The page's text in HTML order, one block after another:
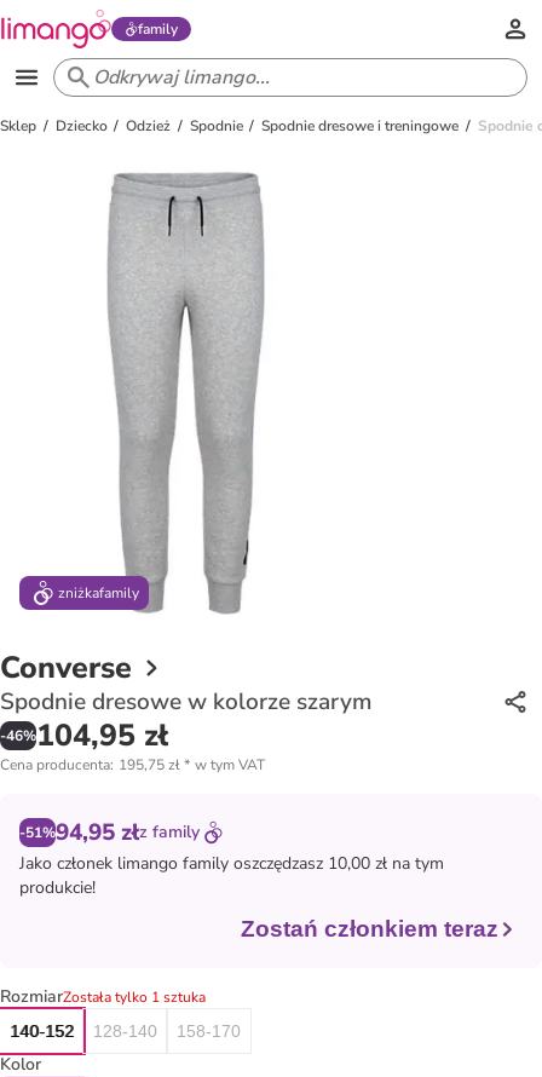
family
Sklep Dziecko Odzież Spodnie Spodnie dresowe i treningowe Spodnie
zniżkafamily
Converse
Spodnie dresowe w kolorze szarym
-46%104,95 zł
Cena producenta: 195,75 zł* w tym VAT
-51%94,95 złz family
Jako członek limango family oszczędzasz 10,00 zł na tym
produkcie!
Zostań członkiem teraz
RozmiarZostała tylko 1 sztuka
140-152
128-140 158-170
Kolor